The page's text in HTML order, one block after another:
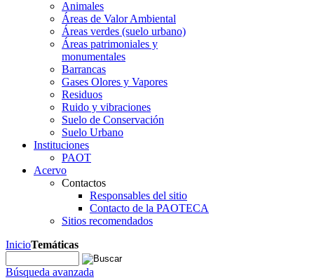
Animales
Áreas de Valor Ambiental
Áreas verdes (suelo urbano)
Áreas patrimoniales y
monumentales
Barrancas
Gases Olores y Vapores
Residuos
Ruido y vibraciones
Suelo de Conservación
Suelo Urbano
Instituciones
PAOT
Acervo
Contactos
Responsables del sitio
Contacto de la PAOTECA
Sitios recomendados
InicioTemáticas
Búsqueda avanzada